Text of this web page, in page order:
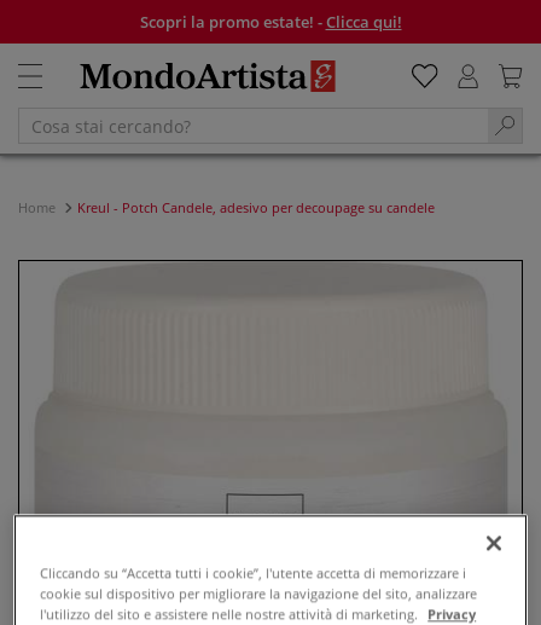
Scopri la promo estate! -Clicca qui!
Home Kreul - Potch Candele, adesivo per decoupage su candele
Cliccando su “Accetta tutti i cookie”, l'utente accetta di memorizzare i
cookie sul dispositivo per migliorare la navigazione del sito, analizzare
l'utilizzo del sito e assistere nelle nostre attività di marketing. Privacy